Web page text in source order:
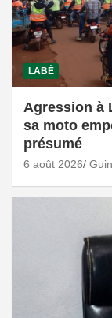
LABÉ
Agression à
sa moto
présumé
6 août 2026